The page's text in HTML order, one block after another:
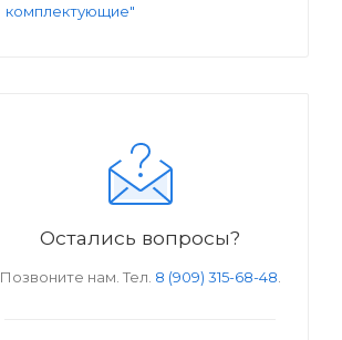
комплектующие"
Остались вопросы?
Позвоните нам. Тел. 8 (909) 315-68-48